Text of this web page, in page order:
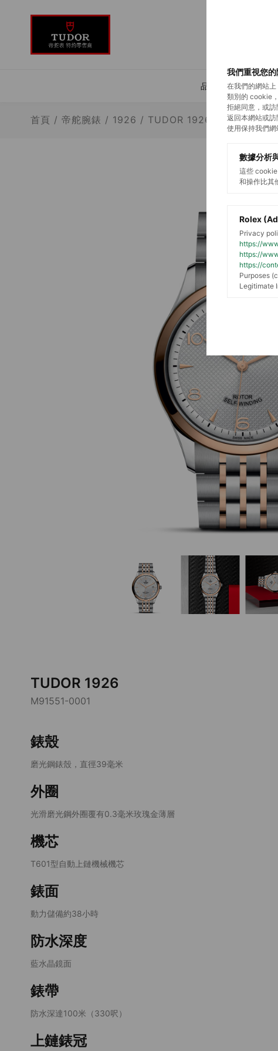
品牌介紹 勞
首頁 / 帝舵腕錶 / 1926 / TUDOR 1926
TUDOR 1926
M91551-0001
錶殼
磨光鋼錶殼，直徑39毫米
外圈
光滑磨光鋼外圈覆有0.3毫米玫瑰金薄層
機芯
T601型自動上鏈機械機芯
錶面
動力儲備約38小時
防水深度
藍水晶鏡面
錶帶
防水深達100米（330呎）
上鏈錶冠
我們重視您
在我們的網站
類別的 cookie
拒絕同意，或
返回本網站或
使用保持我們網
數據分析
這些 cookie
和操作比其
Rolex
Privacy
https://
https://
https://
Purposes
Legitimate